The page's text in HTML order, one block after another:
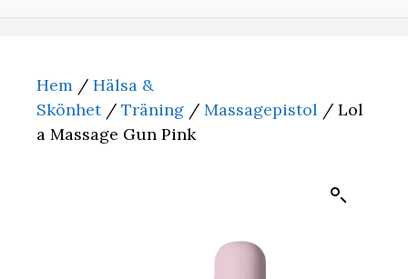
Hem / Hälsa &
Skönhet/ Träning / Massagepistol / Lol
a Massage Gun Pink